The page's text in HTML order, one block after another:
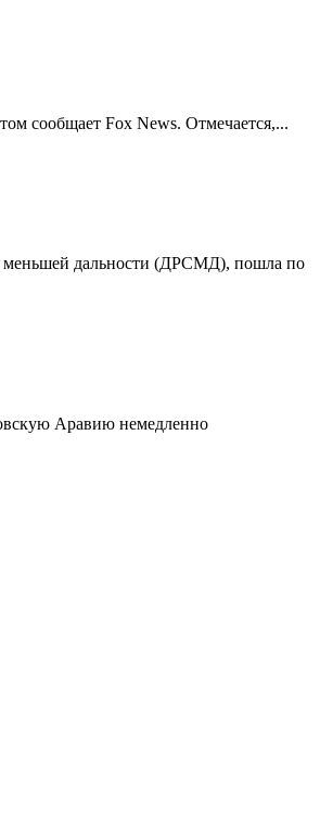
сообщает Fox News. Отмечается,...
меньшей дальности (ДРСМД), пошла по
Аравию немедленно